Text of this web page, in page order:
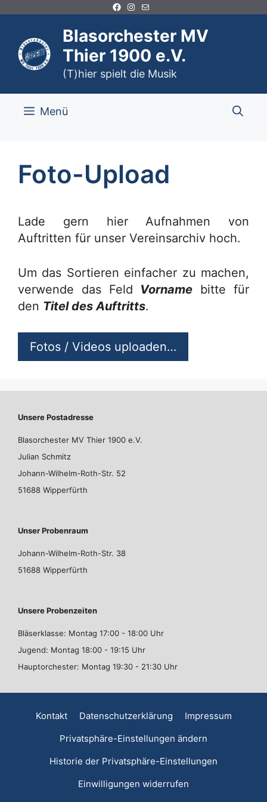
springen
Facebook
Instagram
E-Mail
Blasorchester MV
Thier 1900 e.V.
(T)hier spielt die Musik
Menü
Foto-Upload
Lade gern hier Aufnahmen von
Auftritten für unser Vereinsarchiv hoch.
Um das Sortieren einfacher zu machen,
verwende das Feld Vorname bitte für
den Titel des Auftritts.
Fotos / Videos uploaden…
Unsere Postadresse
Blasorchester MV Thier 1900 e.V.
Julian Schmitz
Johann-Wilhelm-Roth-Str. 52
51688 Wipperfürth
Unser Probenraum
Johann-Wilhelm-Roth-Str. 38
51688 Wipperfürth
Unsere Probenzeiten
Bläserklasse: Montag 17:00 - 18:00 Uhr
Jugend: Montag 18:00 - 19:15 Uhr
Hauptorchester: Montag 19:30 - 21:30 Uhr
Kontakt Datenschutzerklärung
Impressum
Privatsphäre-Einstellungen ändern
Historie der Privatsphäre-Einstellungen
Einwilligungen widerrufen